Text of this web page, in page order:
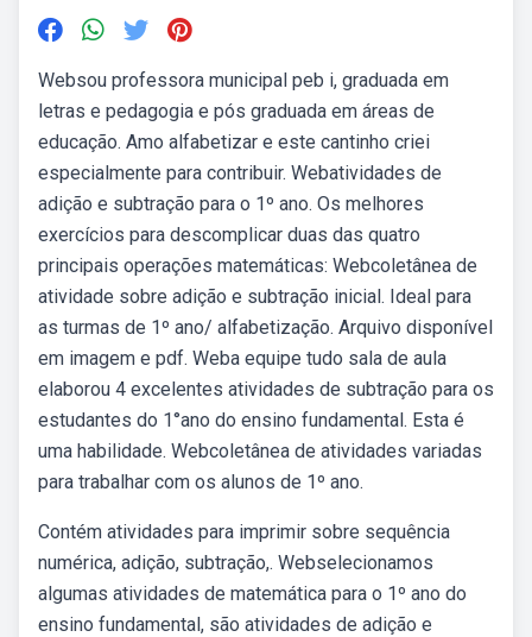
Websou professora municipal peb i, graduada em
letras e pedagogia e pós graduada em áreas de
educação. Amo alfabetizar e este cantinho criei
especialmente para contribuir. Webatividades de
adição e subtração para o 1º ano. Os melhores
exercícios para descomplicar duas das quatro
principais operações matemáticas: Webcoletânea de
atividade sobre adição e subtração inicial. Ideal para
as turmas de 1º ano/ alfabetização. Arquivo disponível
em imagem e pdf. Weba equipe tudo sala de aula
elaborou 4 excelentes atividades de subtração para os
estudantes do 1°ano do ensino fundamental. Esta é
uma habilidade. Webcoletânea de atividades variadas
para trabalhar com os alunos de 1º ano.
Contém atividades para imprimir sobre sequência
numérica, adição, subtração,. Webselecionamos
algumas atividades de matemática para o 1º ano do
ensino fundamental, são atividades de adição e